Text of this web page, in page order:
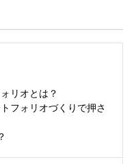
リオとは？
フォリオづくりで押さ